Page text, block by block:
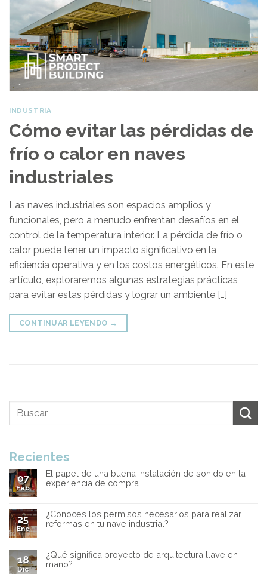
INDUSTRIA
Cómo evitar las pérdidas de
frío o calor en naves
industriales
Las naves industriales son espacios amplios y
funcionales, pero a menudo enfrentan desafíos en el
control de la temperatura interior. La pérdida de frío o
calor puede tener un impacto significativo en la
eficiencia operativa y en los costos energéticos. En este
artículo, exploraremos algunas estrategias prácticas
para evitar estas pérdidas y lograr un ambiente […]
CONTINUAR LEYENDO →
Recientes
07
Feb
El papel de una buena instalación de sonido en la
experiencia de compra
25
Ene
¿Conoces los permisos necesarios para realizar
reformas en tu nave industrial?
18
Dic
¿Qué significa proyecto de arquitectura llave en
mano?